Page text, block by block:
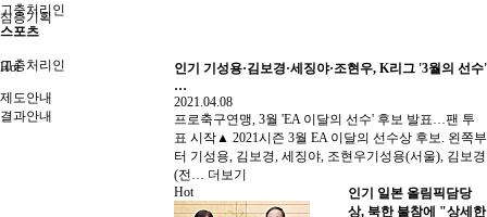
심층기획
고충처리인
제도안내
결과안내
고충처리인
스포츠
Hot 인기 기성용·김보경·세징야·조현우, K리그 '3월의 선수'
…
2021.04.08
프로축구연맹, 3월 'EA 이달의 선수' 후보 발표…팬 투
표 시작▲ 2021시즌 3월 EA 이달의 선수상 후보. 왼쪽부
터 기성용, 김보경, 세징야, 조현우기성용(서울), 김보경
(전… 더보기
Hot
인기 일본 올림픽담당
상, 북한 불참에 "상세한